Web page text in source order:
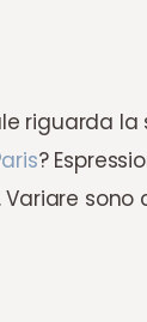
riguarda
?